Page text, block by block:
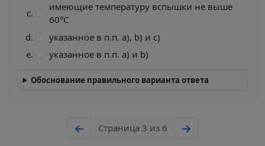
имеющие температуру вспышки не выше
60°С
указанное в п.п. a), b) и c)
указанное в п.п. a) и b)
Обоснование правильного варианта ответа
Страница 3 из 6